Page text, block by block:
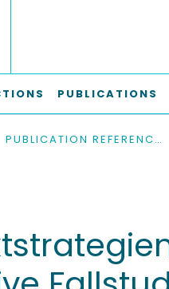
PUBLICATIONS
PUBLICATION REFERENCES